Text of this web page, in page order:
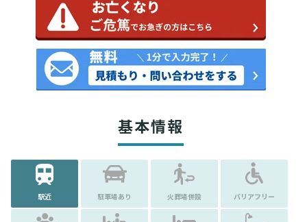
基本情報
駅近 駐車場あり 火葬場併設 バリアフリー